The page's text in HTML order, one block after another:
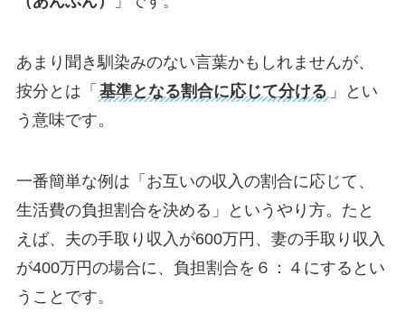
あまり聞き馴染みのない言葉かもしれませんが、
按分とは「 基準となる割合に応じて分ける 」とい
う意味です。
一番簡単な例は「お互いの収入の割合に応じて、
生活費の負担割合を決める」というやり方。たと
えば、夫の手取り収入が600万円、妻の手取り収入
が400万円の場合に、負担割合を６：４にするとい
うことです。